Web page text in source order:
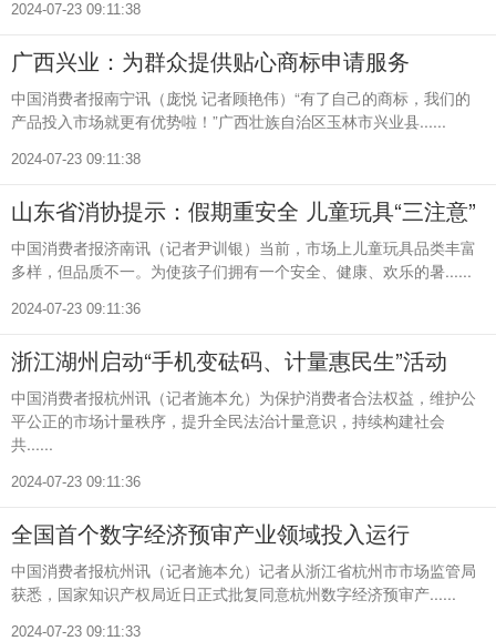
2024-07-23 09:11:38
广西兴业：为群众提供贴心商标申请服务
中国消费者报南宁讯（庞悦 记者顾艳伟）“有了自己的商标，我们的
产品投入市场就更有优势啦！”广西壮族自治区玉林市兴业县......
2024-07-23 09:11:38
山东省消协提示：假期重安全 儿童玩具“三注意”
中国消费者报济南讯（记者尹训银）当前，市场上儿童玩具品类丰富
多样，但品质不一。为使孩子们拥有一个安全、健康、欢乐的暑......
2024-07-23 09:11:36
浙江湖州启动“手机变砝码、计量惠民生”活动
中国消费者报杭州讯（记者施本允）为保护消费者合法权益，维护公
平公正的市场计量秩序，提升全民法治计量意识，持续构建社会
共......
2024-07-23 09:11:36
全国首个数字经济预审产业领域投入运行
中国消费者报杭州讯（记者施本允）记者从浙江省杭州市市场监管局
获悉，国家知识产权局近日正式批复同意杭州数字经济预审产......
2024-07-23 09:11:33